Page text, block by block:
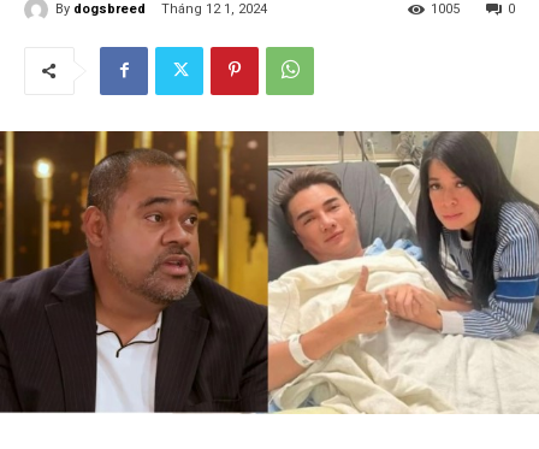
By dogsbreed Tháng 12 1, 2024 0
1005